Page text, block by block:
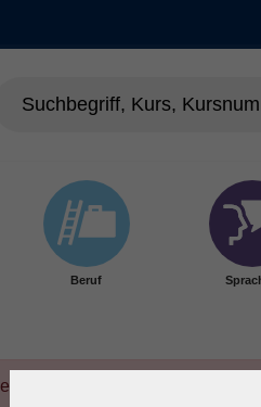
Beruf